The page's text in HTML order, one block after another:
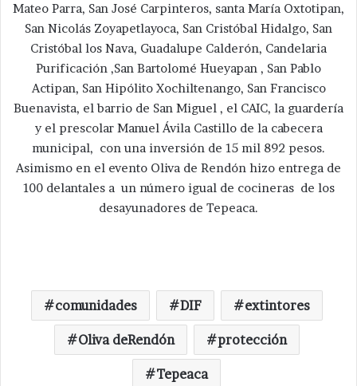
Mateo Parra, San José Carpinteros, santa María Oxtotipan,
San Nicolás Zoyapetlayoca, San Cristóbal Hidalgo, San
Cristóbal los Nava, Guadalupe Calderón, Candelaria
Purificación ,San Bartolomé Hueyapan , San Pablo
Actipan, San Hipólito Xochiltenango, San Francisco
Buenavista, el barrio de San Miguel , el CAIC, la guardería
y el prescolar Manuel Ávila Castillo de la cabecera
municipal, con una inversión de 15 mil 892 pesos.
Asimismo en el evento Oliva de Rendón hizo entrega de
100 delantales a un número igual de cocineras de los
desayunadores de Tepeaca.
comunidades DIF extintores
Oliva deRendón protección
Tepeaca